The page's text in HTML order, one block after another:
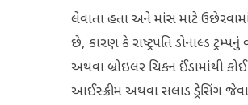
લેવાતા હતા અને માંસ માટે
છે, કારણ કે રાષ્ટ્રપતિ ડોનાલ્ડ
અથવા બ્રોઇલર ચિકન ઈંડામાંથી
આઈસ્ક્રીમ અથવા સલાડ ડ્રેસિંગ